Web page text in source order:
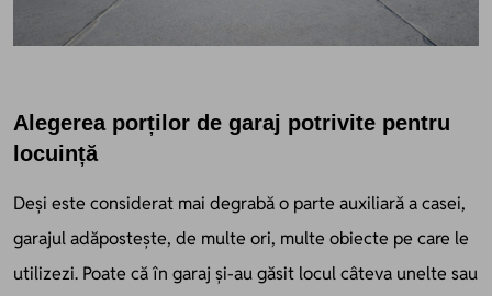
Alegerea porților de garaj potrivite pentru
locuință
Deși este considerat mai degrabă o parte auxiliară a casei,
garajul adăpostește, de multe ori, multe obiecte pe care le
utilizezi. Poate că în garaj și-au găsit locul câteva unelte sau